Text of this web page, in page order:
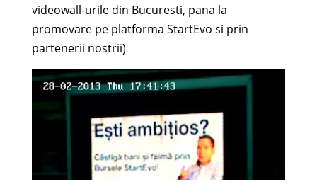
videowall-urile din Bucuresti, pana la
promovare pe platforma StartEvo si prin
partenerii nostrii)